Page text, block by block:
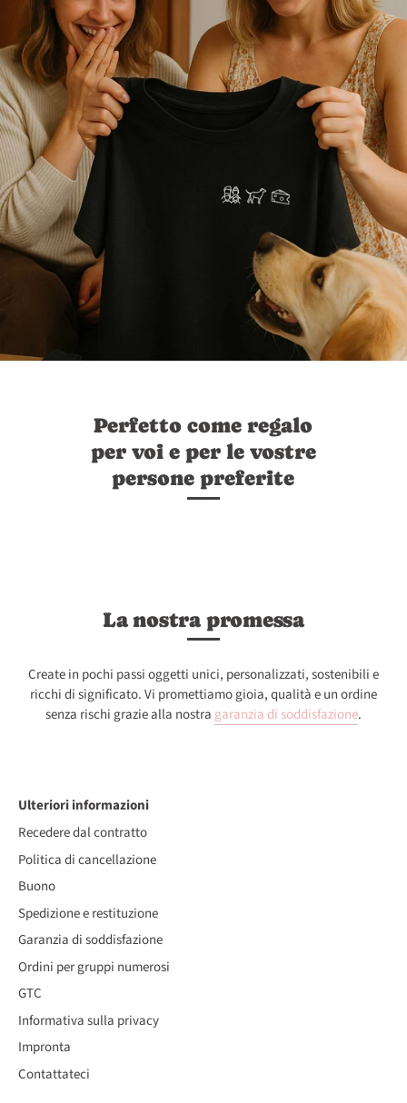
Perfetto come regalo
per voi e per le vostre
persone preferite
La nostra promessa
Create in pochi passi oggetti unici, personalizzati, sostenibili e
ricchi di significato. Vi promettiamo gioia, qualità e un ordine
senza rischi grazie alla nostra garanzia di soddisfazione.
Ulteriori informazioni
Recedere dal contratto
Politica di cancellazione
Buono
Spedizione e restituzione
Garanzia di soddisfazione
Ordini per gruppi numerosi
GTC
Informativa sulla privacy
Impronta
Contattateci